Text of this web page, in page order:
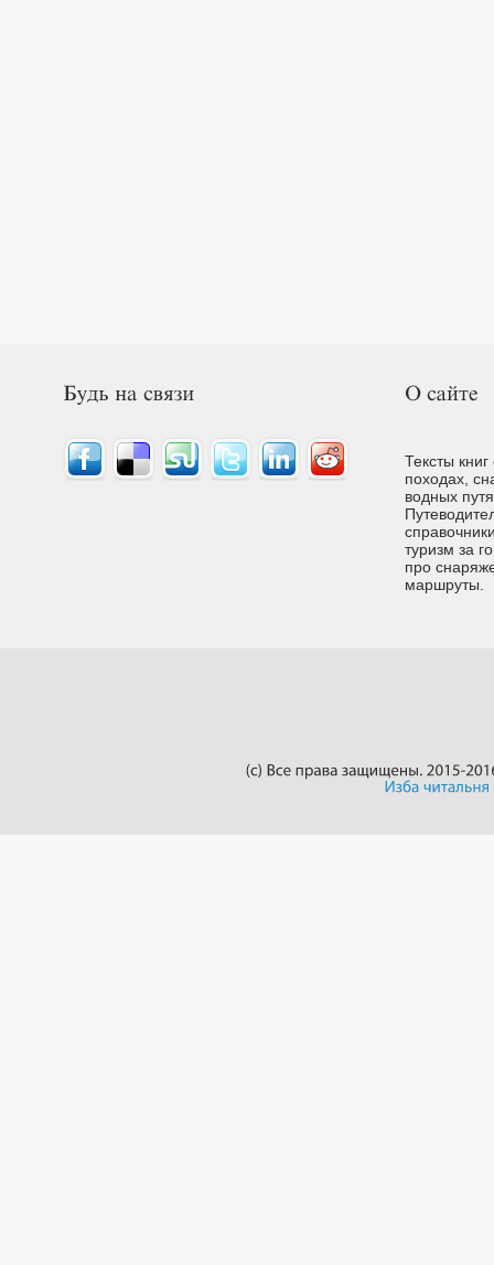
Тексты
походах,
водных
туризм за
про
маршруты.